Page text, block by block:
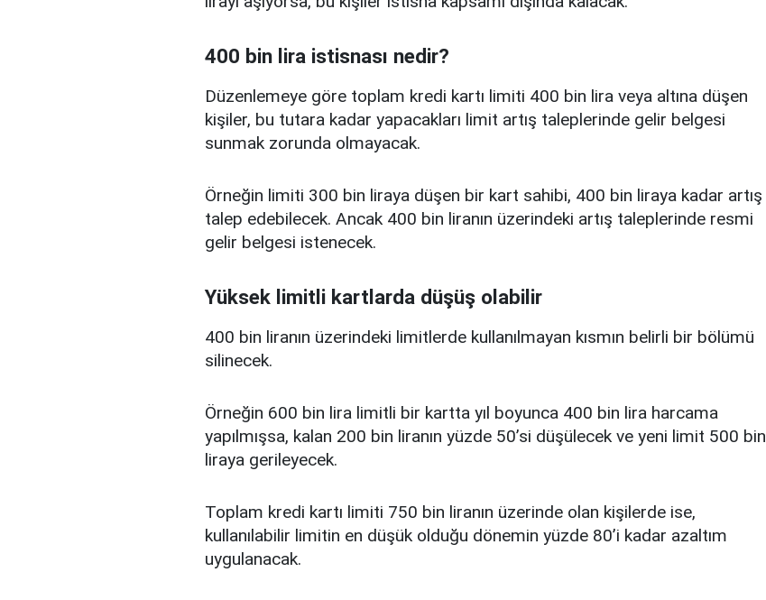
400 bin lira istisnası nedir?
Düzenlemeye göre toplam kredi kartı limiti 400 bin lira veya altına düşen
kişiler, bu tutara kadar yapacakları limit artış taleplerinde gelir belgesi
sunmak zorunda olmayacak.
Örneğin limiti 300 bin liraya düşen bir kart sahibi, 400 bin liraya kadar artış
talep edebilecek. Ancak 400 bin liranın üzerindeki artış taleplerinde resmi
gelir belgesi istenecek.
Yüksek limitli kartlarda düşüş olabilir
400 bin liranın üzerindeki limitlerde kullanılmayan kısmın belirli bir bölümü
silinecek.
Örneğin 600 bin lira limitli bir kartta yıl boyunca 400 bin lira harcama
yapılmışsa, kalan 200 bin liranın yüzde 50’si düşülecek ve yeni limit 500 bin
liraya gerileyecek.
Toplam kredi kartı limiti 750 bin liranın üzerinde olan kişilerde ise,
kullanılabilir limitin en düşük olduğu dönemin yüzde 80’i kadar azaltım
uygulanacak.